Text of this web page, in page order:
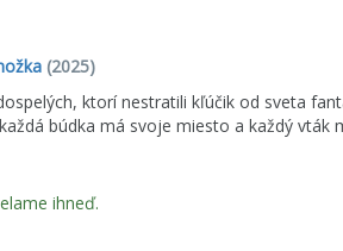
(2025)
ktorí nestratili kľúčik od sveta
búdka má svoje miesto a každý vták
ihneď.